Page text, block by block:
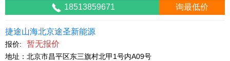
18513859671 询最低价
捷途山海北京途圣新能源
报价: 暂无报价
地址：北京市昌平区东三旗村北甲1号内A09号